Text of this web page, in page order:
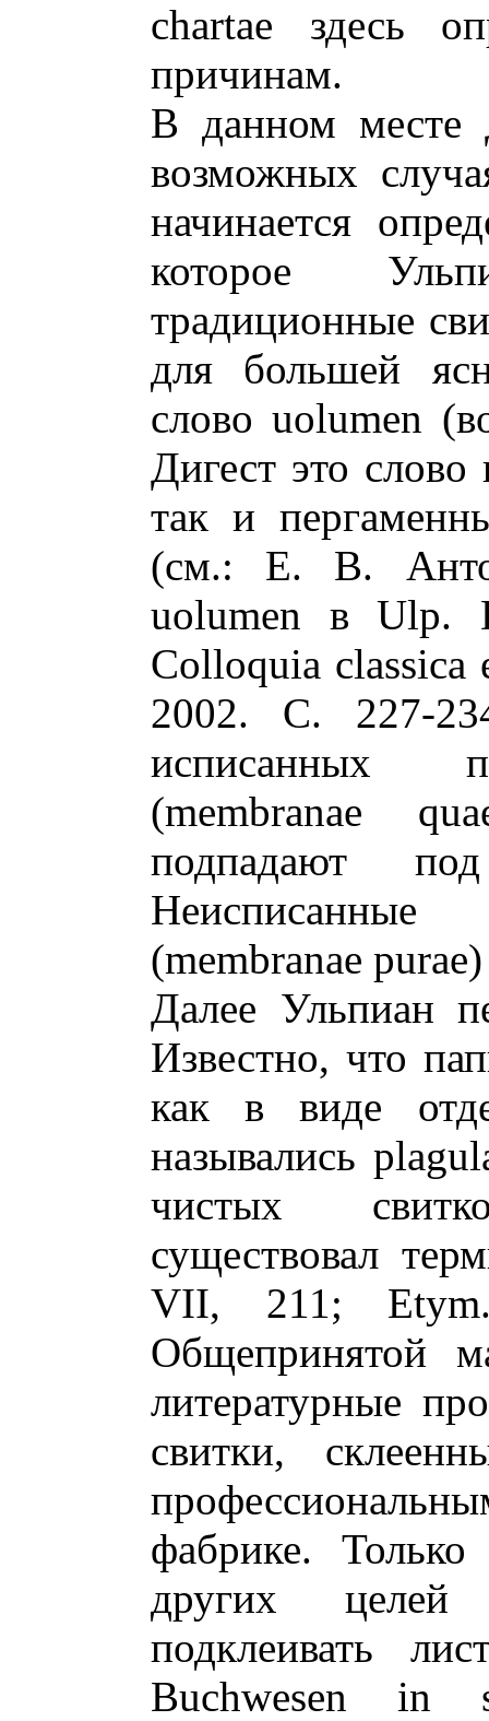
chartae здесь
причинам.
В данном месте
возможных
начинается
которое
традиционные
для большей
слово uolumen
Дигест это слово
так и
(см.: Е. В.
uolumen в
Colloquia
2002. С. 227-
исписанных
(membranae
подпадают
Неисписанные
(membranae
Далее Ульпиан
Известно, что
как в виде
назывались
чистых
существовал
VII, 211;
Общепринятой
литературные
свитки,
фабрике.
других
подклеивать
Buchwesen in